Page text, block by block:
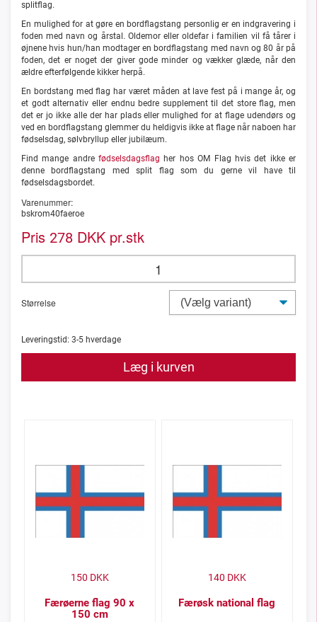
splitflag.
En mulighed for at gøre en bordflagstang personlig er en indgravering i
foden med navn og årstal. Oldemor eller oldefar i familien vil få tårer i
øjnene hvis hun/han modtager en bordflagstang med navn og 80 år på
foden, det er noget der giver gode minder og vækker glæde, når den
ældre efterfølgende kikker herpå.
En bordstang med flag har været måden at lave fest på i mange år, og
et godt alternativ eller endnu bedre supplement til det store flag, men
det er jo ikke alle der har plads eller mulighed for at flage udendørs og
ved en bordflagstang glemmer du heldigvis ikke at flage når naboen har
fødselsdag, sølvbryllup eller jubilæum.
Find mange andrefødselsdagsflag her hos OM Flag hvis det ikke er
denne bordflagstang med split flag som du gerne vil have til
fødselsdagsbordet.
Varenummer:
bskrom40faeroe
Pris 278 DKK pr.stk
Størrelse
Leveringstid: 3-5 hverdage
Læg i kurven
Færøerne flag 90 x
150 cm
150 DKK
Færøsk national flag
140 DKK